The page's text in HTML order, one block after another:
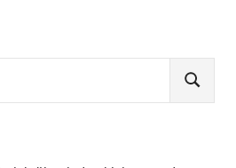
SUCHEN